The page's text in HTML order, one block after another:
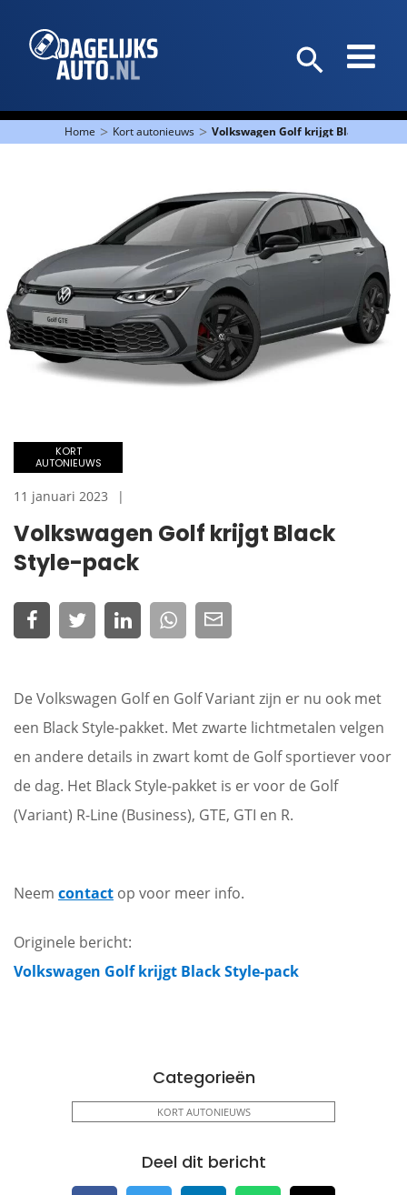
Home > Kort autonieuws > Volkswagen Golf krijgt Black Style-
Volkswagen Golf krijgt Black
Style-pack
KORT
AUTONIEUWS
11 januari 2023
De Volkswagen Golf en Golf Variant zijn er nu ook met
een Black Style-pakket. Met zwarte lichtmetalen velgen
en andere details in zwart komt de Golf sportiever voor
de dag. Het Black Style-pakket is er voor de Golf
(Variant) R-Line (Business), GTE, GTI en R.
Neem contact op voor meer info.
Originele bericht:
Volkswagen Golf krijgt Black Style-pack
Categorieën
KORT AUTONIEUWS
Deel dit bericht